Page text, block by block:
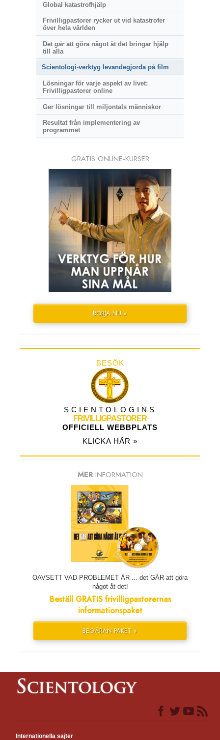
Global katastrofhjälp
Frivilligpastorer rycker ut vid katastrofer
över hela världen
Det gåratt göra något åt det bringar hjälp
till alla
Scientologi-verktyg levandegjorda på film
Lösningar för varje aspekt av livet:
Frivilligpastorer online
Ger lösningar till miljontals människor
Resultat från implementering av
programmet
GRATIS ONLINE-KURSER
BÖRJA NU »
BESÖK
SCIENTOLOGINS
FRIVILLIGPASTORER
OFFICIELL WEBBPLATS
KLICKA HÄR »
MER INFORMATION
OAVSETT VAD PROBLEMET ÄR ... det GÅR att göra
något åt det!
Beställ GRATIS frivilligpastorernas
informationspaket
BEGÄRAN PAKET »
Internationella sajter